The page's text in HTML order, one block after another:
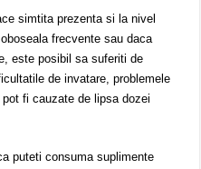
simtita prezenta si la nivel
frecvente sau daca
este posibil sa suferiti de
de invatare, problemele
fi cauzate de lipsa dozei
puteti consuma suplimente